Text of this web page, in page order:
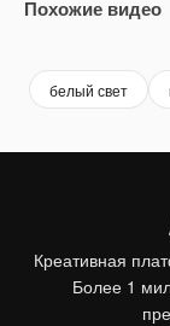
Похожие видео
белый свет
Креативная
Более 1